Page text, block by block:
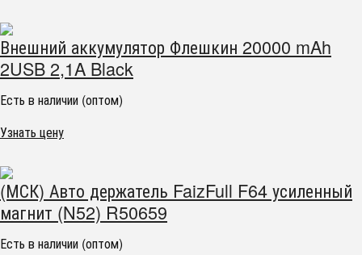
Внешний аккумулятор Флешкин 20000 mAh
2USB 2,1A Black
Есть в наличии (оптом)
Узнать цену
(МСК) Авто держатель FaizFull F64 усиленный
магнит (N52) R50659
Есть в наличии (оптом)